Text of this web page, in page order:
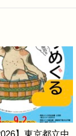
】東京都立中